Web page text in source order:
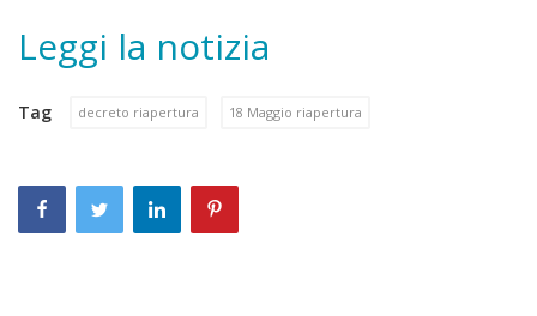
Leggi la notizia
Tag decreto riapertura 18 Maggio riapertura